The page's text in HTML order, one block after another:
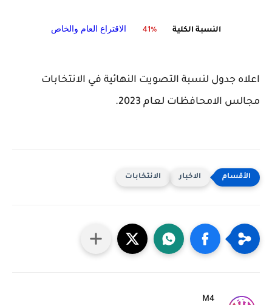
النسبة الكلية 41% الاقتراع العام والخاص
اعلاه جدول لنسبة التصويت النهائية في الانتخابات
مجالس الامحافظات لعام 2023.
الاخبار الانتخابات
M4